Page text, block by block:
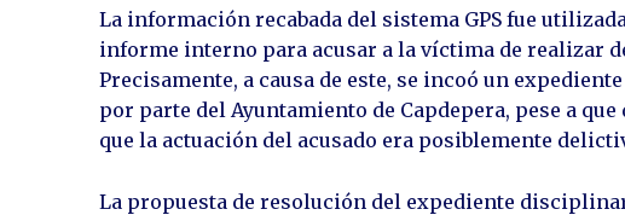
La información recabada del sistema GPS fue
informe interno para acusar a la víctima de realizar
Precisamente, a causa de este, se incoó un
por parte del Ayuntamiento de Capdepera, pese a
que la actuación del acusado era posiblemente
La propuesta de resolución del expediente